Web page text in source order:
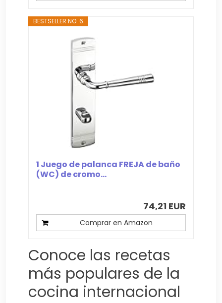
BESTSELLER NO. 6
1 Juego de palanca FREJA de baño
(WC) de cromo...
74,21 EUR
Comprar en Amazon
Conoce las recetas
más populares de la
cocina internacional